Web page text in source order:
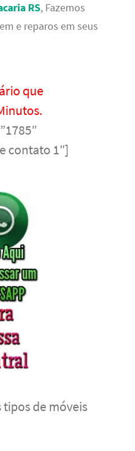
RS, Fazemos
e reparos em seus
que
contato 1″]
de móveis